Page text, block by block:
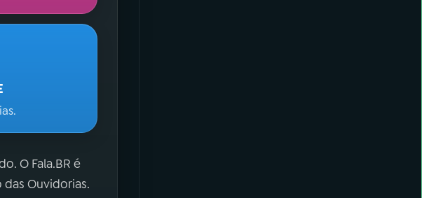
O Fala.BR é
Ouvidorias.